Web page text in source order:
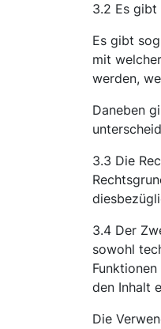
3.2 Es gibt
Es gibt
mit
werden,
Daneben
3.3 Die
3.4 Der
sowohl
den Inhalt
Die